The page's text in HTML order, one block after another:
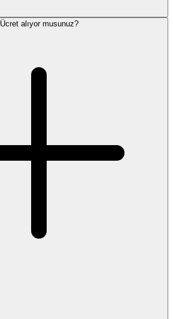
Ücret alıyor musunuz?